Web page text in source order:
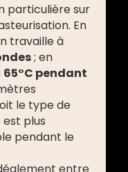
particulière sur
En
travaille à
; en
65°C pendant
le type de
est plus
pendant le